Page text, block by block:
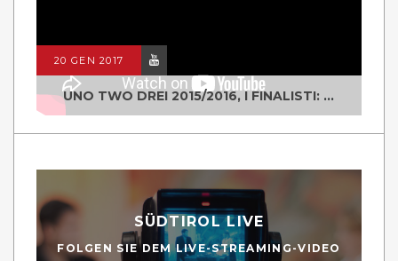
20 GEN 2017
UNO TWO DREI 2015/2016, I FINALISTI: CLASSE IV ALS ISTITUTO "DEGASPERI" BORGO VALSUGANA
SÜDTIROL LIVE
FOLGEN SIE DEM LIVE-STREAMING-VIDEO